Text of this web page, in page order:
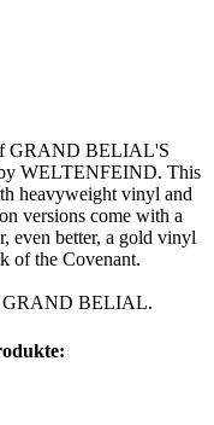
GRAND BELIAL'S
WELTENFEIND. This
heavyweight vinyl and
versions come with a
even better, a gold vinyl
of the Covenant.
GRAND BELIAL.